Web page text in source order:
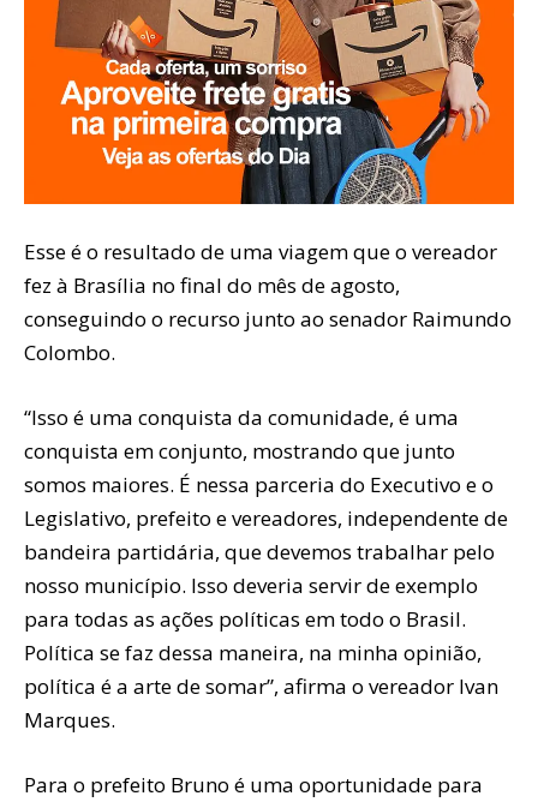
Esse é o resultado de uma viagem que o vereador
fez à Brasília no final do mês de agosto,
conseguindo o recurso junto ao senador Raimundo
Colombo.
“Isso é uma conquista da comunidade, é uma
conquista em conjunto, mostrando que junto
somos maiores. É nessa parceria do Executivo e o
Legislativo, prefeito e vereadores, independente de
bandeira partidária, que devemos trabalhar pelo
nosso município. Isso deveria servir de exemplo
para todas as ações políticas em todo o Brasil.
Política se faz dessa maneira, na minha opinião,
política é a arte de somar”, afirma o vereador Ivan
Marques.
Para o prefeito Bruno é uma oportunidade para